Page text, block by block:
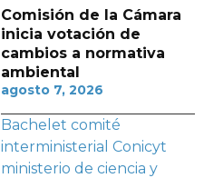
Comisión de la Cámara
inicia votación de
cambios a normativa
ambiental
agosto 7, 2026
Bachelet comité
interministerial Conicyt
ministerio de ciencia y